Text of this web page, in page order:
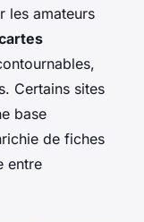
les amateurs
Certains sites
base
de fiches
entre